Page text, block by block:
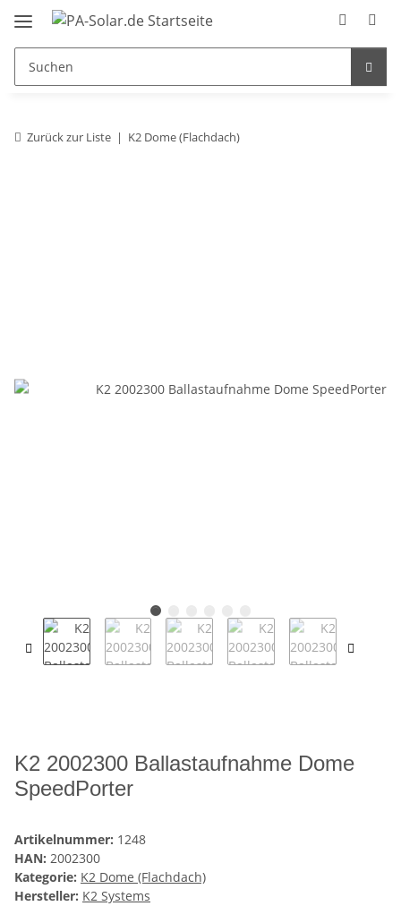
Zurück zur Liste K2 Dome (Flachdach)
K2 2002300 Ballastaufnahme Dome
SpeedPorter
Artikelnummer: 1248
HAN: 2002300
Kategorie: K2 Dome (Flachdach)
Hersteller: K2 Systems